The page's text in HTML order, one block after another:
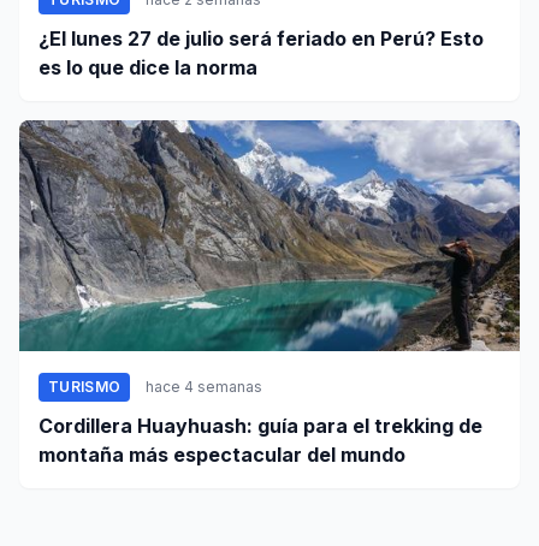
¿El lunes 27 de julio será feriado en Perú? Esto
es lo que dice la norma
TURISMO hace 4 semanas
Cordillera Huayhuash: guía para el trekking de
montaña más espectacular del mundo